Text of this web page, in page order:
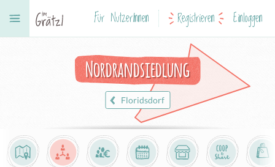
Für NutzerInnen Registrieren Einloggen
Nordrandsiedlung
Floridsdorf